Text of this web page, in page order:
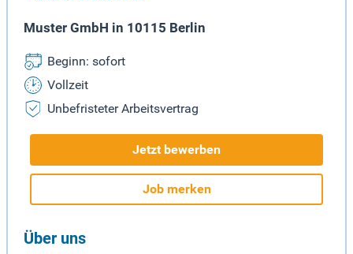
Muster GmbH in 10115 Berlin
Beginn: sofort
Vollzeit
Unbefristeter Arbeitsvertrag
Jetzt bewerben
Job merken
Über uns